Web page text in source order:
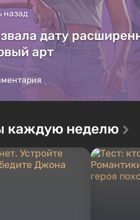
назад
дату
арт
каждую неделю